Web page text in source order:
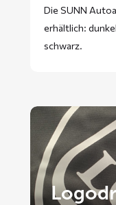
Die SUNN
erhältlich:
schwarz.